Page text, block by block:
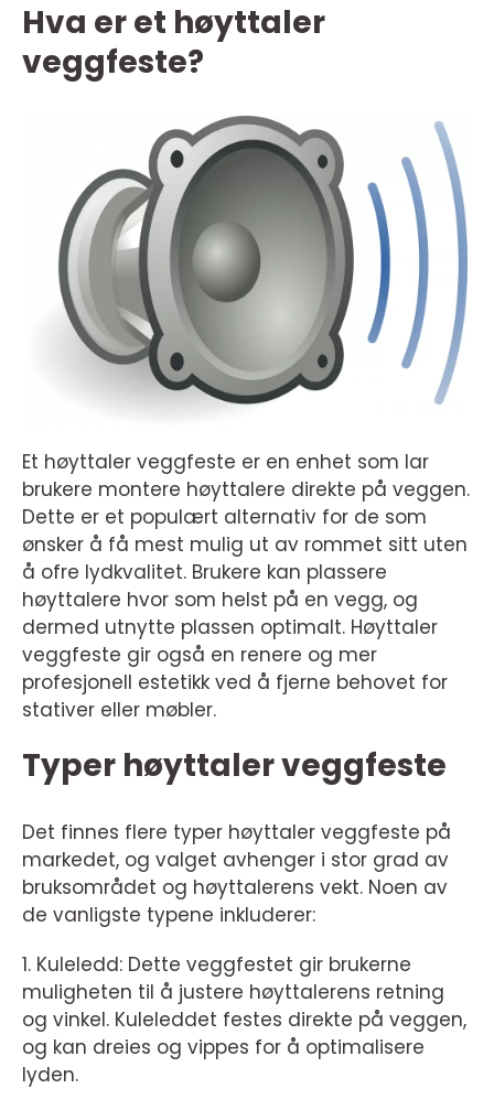
Hva er et høyttaler
veggfeste?
Et høyttaler veggfeste er en enhet som lar
brukere montere høyttalere direkte på veggen.
Dette er et populært alternativ for de som
ønsker å få mest mulig ut av rommet sitt uten
å ofre lydkvalitet. Brukere kan plassere
høyttalere hvor som helst på en vegg, og
dermed utnytte plassen optimalt. Høyttaler
veggfeste gir også en renere og mer
profesjonell estetikk ved å fjerne behovet for
stativer eller møbler.
Typer høyttaler veggfeste
Det finnes flere typer høyttaler veggfeste på
markedet, og valget avhenger i stor grad av
bruksområdet og høyttalerens vekt. Noen av
de vanligste typene inkluderer:
1. Kuleledd: Dette veggfestet gir brukerne
muligheten til å justere høyttalerens retning
og vinkel. Kuleleddet festes direkte på veggen,
og kan dreies og vippes for å optimalisere
lyden.